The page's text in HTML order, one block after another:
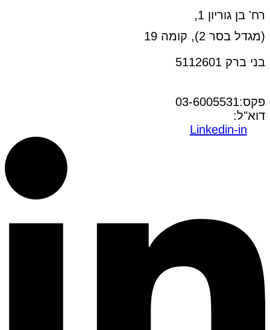
רח' בן גוריון 1,
(מגדל בסר 2), קומה 19
בני ברק 5112601
פקס:03-6005531
דוא"ל:
Linkedin-in